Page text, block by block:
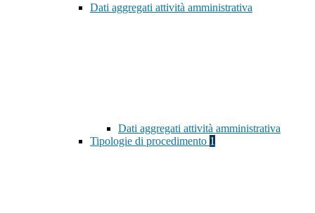
Dati aggregati attività amministrativa
Dati aggregati attività amministrativa
Tipologie di procedimento 1